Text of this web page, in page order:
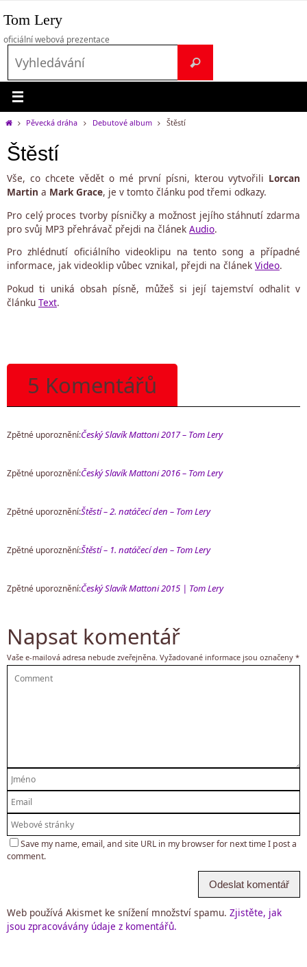
na
obsah
Tom Lery
oficiální webová prezentace
Vyhledávání
HomePěvecká dráha Debutové album Štěstí
Štěstí
Vše, co chcete vědět o mé první písni, kterou vytvořili Lorcan
Martin a Mark Grace, je v tomto článku pod třemi odkazy.
Pro celý proces tvorby písničky a možnost jejího stáhnutí zdarma
pro svůj MP3 přehrávač přejdi na článek Audio.
Pro zhlédnutí oficiálního videoklipu na tento song a případné
informace, jak videoklip vůbec vznikal, přejdi na článek Video.
Pokud ti uniká obsah písně, můžeš si její tajemství odhalit v
článku Text.
5 Komentářů
Zpětné uporoznění:Český Slavík Mattoni 2017 – Tom Lery
Zpětné uporoznění:Český Slavík Mattoni 2016 – Tom Lery
Zpětné uporoznění:Štěstí – 2. natáčecí den – Tom Lery
Zpětné uporoznění:Štěstí – 1. natáčecí den – Tom Lery
Zpětné uporoznění:Český Slavík Mattoni 2015 | Tom Lery
Napsat komentář
Vaše e-mailová adresa nebude zveřejněna. Vyžadované informace jsou označeny *
Save my name, email, and site URL in my browser for next time I post a
comment.
Web používá Akismet ke snížení množství spamu. Zjistěte, jak
jsou zpracovávány údaje z komentářů.